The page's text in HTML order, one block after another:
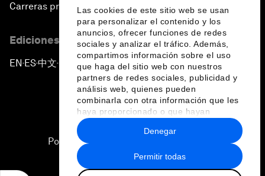
Las cookies de este sitio web se usan
para personalizar el contenido y los
anuncios, ofrecer funciones de redes
sociales y analizar el tráfico. Además,
compartimos información sobre el uso
que haga del sitio web con nuestros
partners de redes sociales, publicidad y
análisis web, quienes pueden
combinarla con otra información que les
haya proporcionado o que hayan
recopilado a partir del uso que haya
hecho de sus servicios.
Permitir todas
Denegar
Carreras profesionales
Ediciones en otros idiomas
EN ▪ ES▪中文▪ 日本語
Política de privacidad y normas de uso